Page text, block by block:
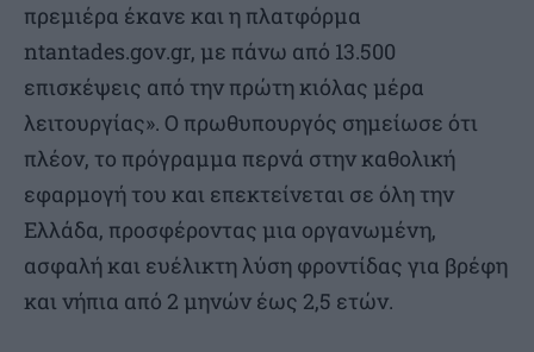
πρεμιέρα έκανε και η πλατφόρμα
ntantades.gov.gr, με πάνω από 13.500
επισκέψεις από την πρώτη κιόλας μέρα
λειτουργίας». Ο πρωθυπουργός σημείωσε ότι
πλέον, το πρόγραμμα περνά στην καθολική
εφαρμογή του και επεκτείνεται σε όλη την
Ελλάδα, προσφέροντας μια οργανωμένη,
ασφαλή και ευέλικτη λύση φροντίδας για βρέφη
και νήπια από 2 μηνών έως 2,5 ετών.